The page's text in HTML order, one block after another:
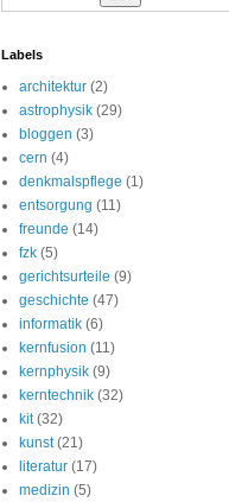
Labels
architektur (2)
astrophysik (29)
bloggen (3)
cern (4)
denkmalspflege (1)
entsorgung (11)
freunde (14)
fzk (5)
gerichtsurteile (9)
geschichte (47)
informatik (6)
kernfusion (11)
kernphysik (9)
kerntechnik (32)
kit (32)
kunst (21)
literatur (17)
medizin (5)